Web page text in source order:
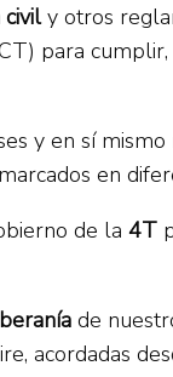
civily otros
para
y en sí
en
de la 4T
de
acordadas